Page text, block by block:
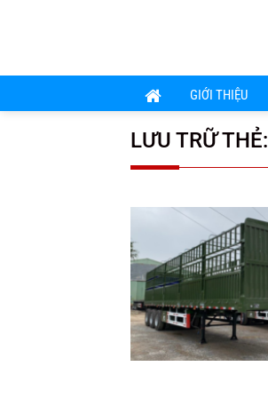
dung
GIỚI THIỆU
LƯU TRỮ THẺ: